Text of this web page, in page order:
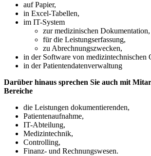
auf Papier,
in Excel-Tabellen,
im IT-System
zur medizinischen Dokumentation,
für die Leistungserfassung,
zu Abrechnungszwecken,
in der Software von medizintechnischen
in der Patientendatenverwaltung
Darüber hinaus sprechen Sie auch mit
Bereiche
die Leistungen dokumentierenden,
Patientenaufnahme,
IT-Abteilung,
Medizintechnik,
Controlling,
Finanz- und Rechnungswesen.